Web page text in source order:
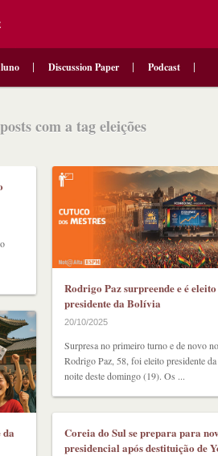
Discussion Paper Podcast
com a tag eleições
Rodrigo Paz surpreende e é eleito
presidente da Bolívia
20/10/2025
Surpresa no primeiro turno e de novo
Rodrigo Paz, 58, foi eleito presidente
noite deste domingo (19). Os ...
da
Coreia do Sul se prepara para
presidencial após destituição de